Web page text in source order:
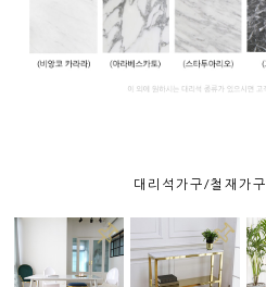
대리석가구/철재가구